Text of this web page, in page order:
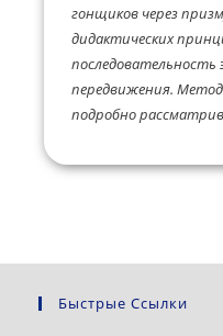
гонщиков через
дидактических
последовательность
передвижения.
подробно
Быстрые Ссылки